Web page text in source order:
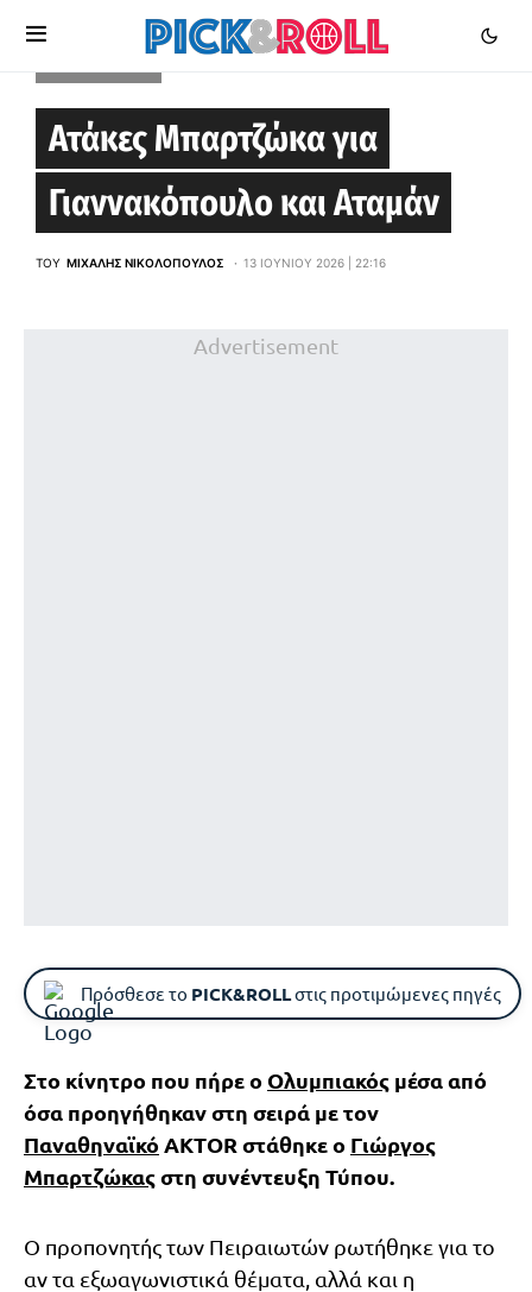
Ατάκες Μπαρτζώκα για
Γιαννακόπουλο και Αταμάν
ΤΟΥ ΜΙΧΆΛΗΣ ΝΙΚΟΛΌΠΟΥΛΟΣ 13 ΙΟΥΝΊΟΥ 2026 | 22:16
Advertisement
Πρόσθεσε το PICK&ROLLστις προτιμώμενες πηγές
Στο κίνητρο που πήρε ο Ολυμπιακός μέσα από
όσα προηγήθηκαν στη σειρά με τον
Παναθηναϊκό AKTOR στάθηκε ο Γιώργος
Μπαρτζώκαςστη συνέντευξη Τύπου.
Ο προπονητής των Πειραιωτών ρωτήθηκε για το
αν τα εξωαγωνιστικά θέματα, αλλά και η